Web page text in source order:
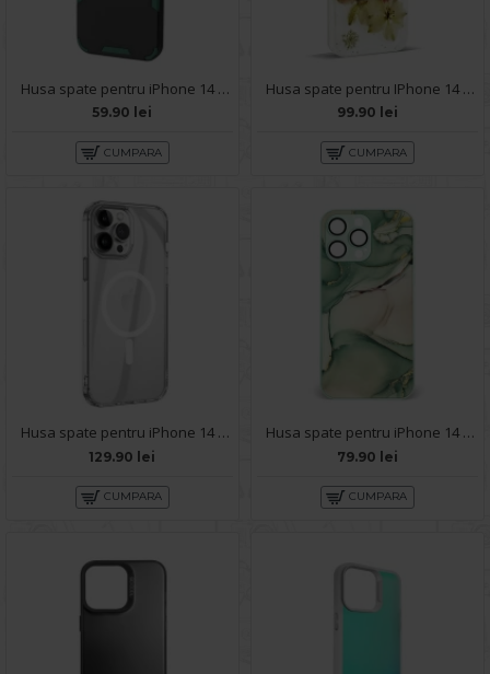
Husa spate pentru iPhone 14 Pro Max - Mantis Case Negru / Vernil
59.90 lei
CUMPARA
Husa spate pentru IPhone 14 Pro Max- Natural case
99.90 lei
CUMPARA
Husa spate pentru iPhone 14 Pro Max HOCO Premium Magnetic Series - Transparent
129.90 lei
CUMPARA
Husa spate pentru iPhone 14 Pro Max - Deli Case Turcoaz
79.90 lei
CUMPARA